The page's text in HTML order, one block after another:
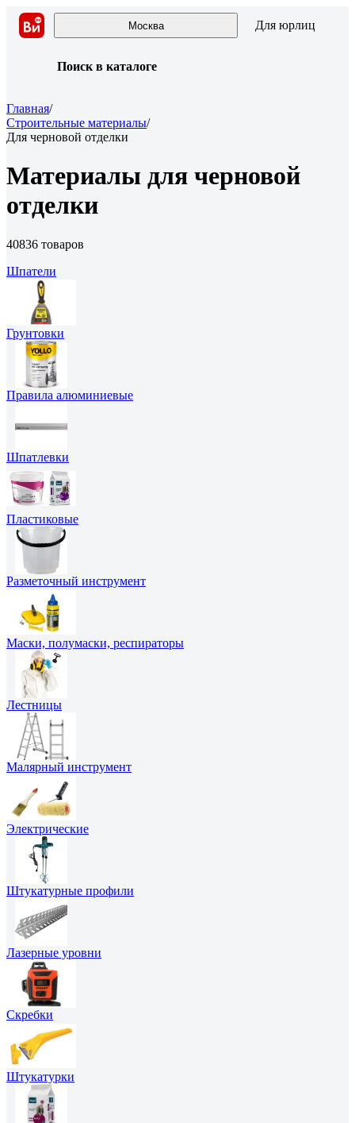
Москва Для юрлиц
Поиск в каталоге
Главная/
Строительные материалы/
Для черновой отделки
Материалы для черновой
отделки
40836 товаров
Шпатели
Грунтовки
Правила алюминиевые
Шпатлевки
Пластиковые
Разметочный инструмент
Маски, полумаски, респираторы
Лестницы
Малярный инструмент
Электрические
Штукатурные профили
Лазерные уровни
Скребки
Штукатурки